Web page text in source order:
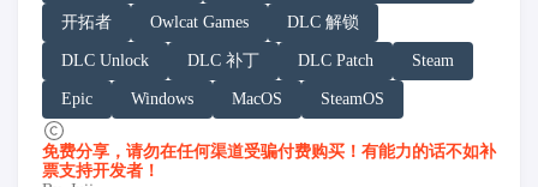
你看到的内容可能由第三方 AI 基于「非线性列车」文章
「非线性列车」原文链接：https://h.juij.fun/game/
开拓者 Owlcat Games DLC 解锁
DLC Unlock DLC 补丁 DLC Patch Steam
Epic Windows MacOS SteamOS
免费分享，请勿在任何渠道受骗付费购买！有能力的话不如补
票支持开发者！